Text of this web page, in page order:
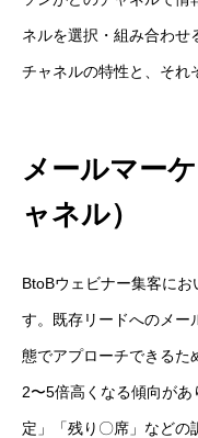
ネルを選択・組み合わせ
チャネルの特性と、それ
メールマー
ャネル）
BtoBウェビナー集客に
す。既存リードへのメー
態でアプローチできるた
2〜5倍高くなる傾向が
定」「残り〇席」などの